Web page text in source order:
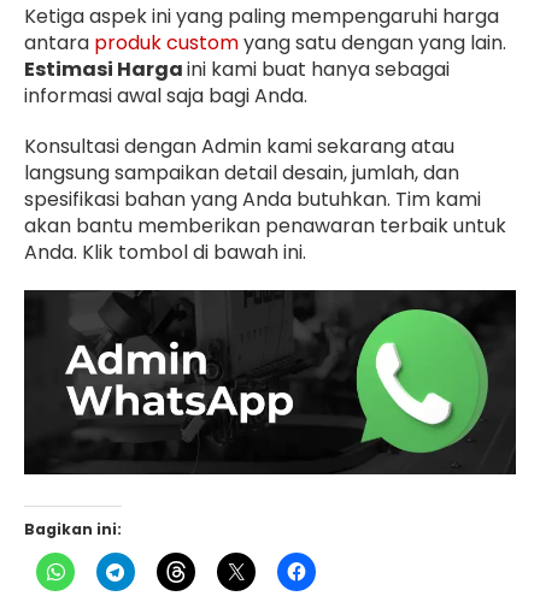
Ketiga aspek ini yang paling mempengaruhi harga
antara produk customyang satu dengan yang lain.
Estimasi Hargaini kami buat hanya sebagai
informasi awal saja bagi Anda.
Konsultasi dengan Admin kami sekarang atau
langsung sampaikan detail desain, jumlah, dan
spesifikasi bahan yang Anda butuhkan. Tim kami
akan bantu memberikan penawaran terbaik untuk
Anda. Klik tombol di bawah ini.
Bagikan ini: